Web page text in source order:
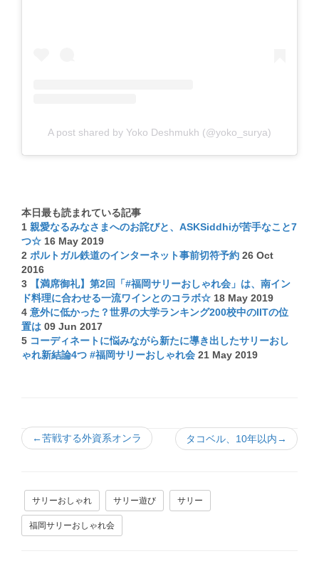
A post shared by Yoko Deshmukh (@yoko_surya)
本日最も読まれている記事
1 親愛なるみなさまへのお詫びと、ASKSiddhiが苦手なこと7
つ☆ 16 May 2019
2 ポルトガル鉄道のインターネット事前切符予約 26 Oct
2016
3
【満席御礼】第2回「#福岡サリーおしゃれ会」は、南イン
ド料理に合わせる一流ワインとのコラボ☆ 18 May 2019
4 意外に低かった？世界の大学ランキング200校中のIITの位
置は 09 Jun 2017
5 コーディネートに悩みながら新たに導き出したサリーおし
ゃれ新結論4つ #福岡サリーおしゃれ会 21 May 2019
←苦戦する外資系オンラ タコベル、10年以内→
サリーおしゃれ サリー遊び サリー
福岡サリーおしゃれ会